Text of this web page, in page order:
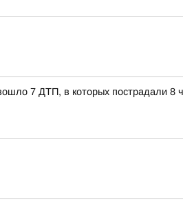
7 ДТП, в которых пострадали 8